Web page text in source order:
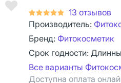
13 отзывов
Производитель:
Бренд: Фитокосметик
Срок годности:
Все варианты
Доступна оплата